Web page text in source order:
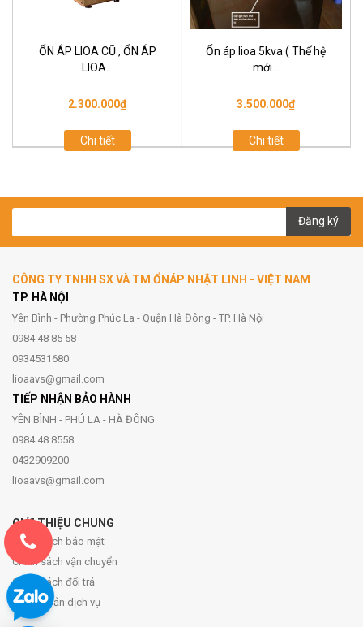
ỔN ÁP LIOA CŨ , ỔN ÁP
LIOA...
2.300.000₫
Chi tiết
Ổn áp lioa 5kva ( Thế hệ
mới...
3.500.000₫
Chi tiết
Đăng ký
CÔNG TY TNHH SX VÀ TM ỔNÁP NHẬT LINH - VIỆT NAM
TP. HÀ NỘI
Yên Bình - Phường Phúc La - Quận Hà Đông - TP. Hà Nội
0984 48 85 58
0934531680
lioaavs@gmail.com
TIẾP NHẬN BẢO HÀNH
YÊN BÌNH - PHÚ LA - HÀ ĐÔNG
0984 48 8558
0432909200
lioaavs@gmail.com
GIỚI THIỆU CHUNG
Chính sách bảo mật
Chính sách vận chuyển
Chính sách đổi trả
Điều khoản dịch vụ